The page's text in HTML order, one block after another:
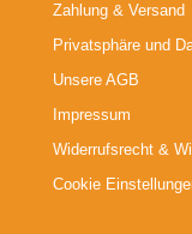
Zahlung & Versand
Privatsphäre und
Unsere AGB
Impressum
Widerrufsrecht &
Cookie